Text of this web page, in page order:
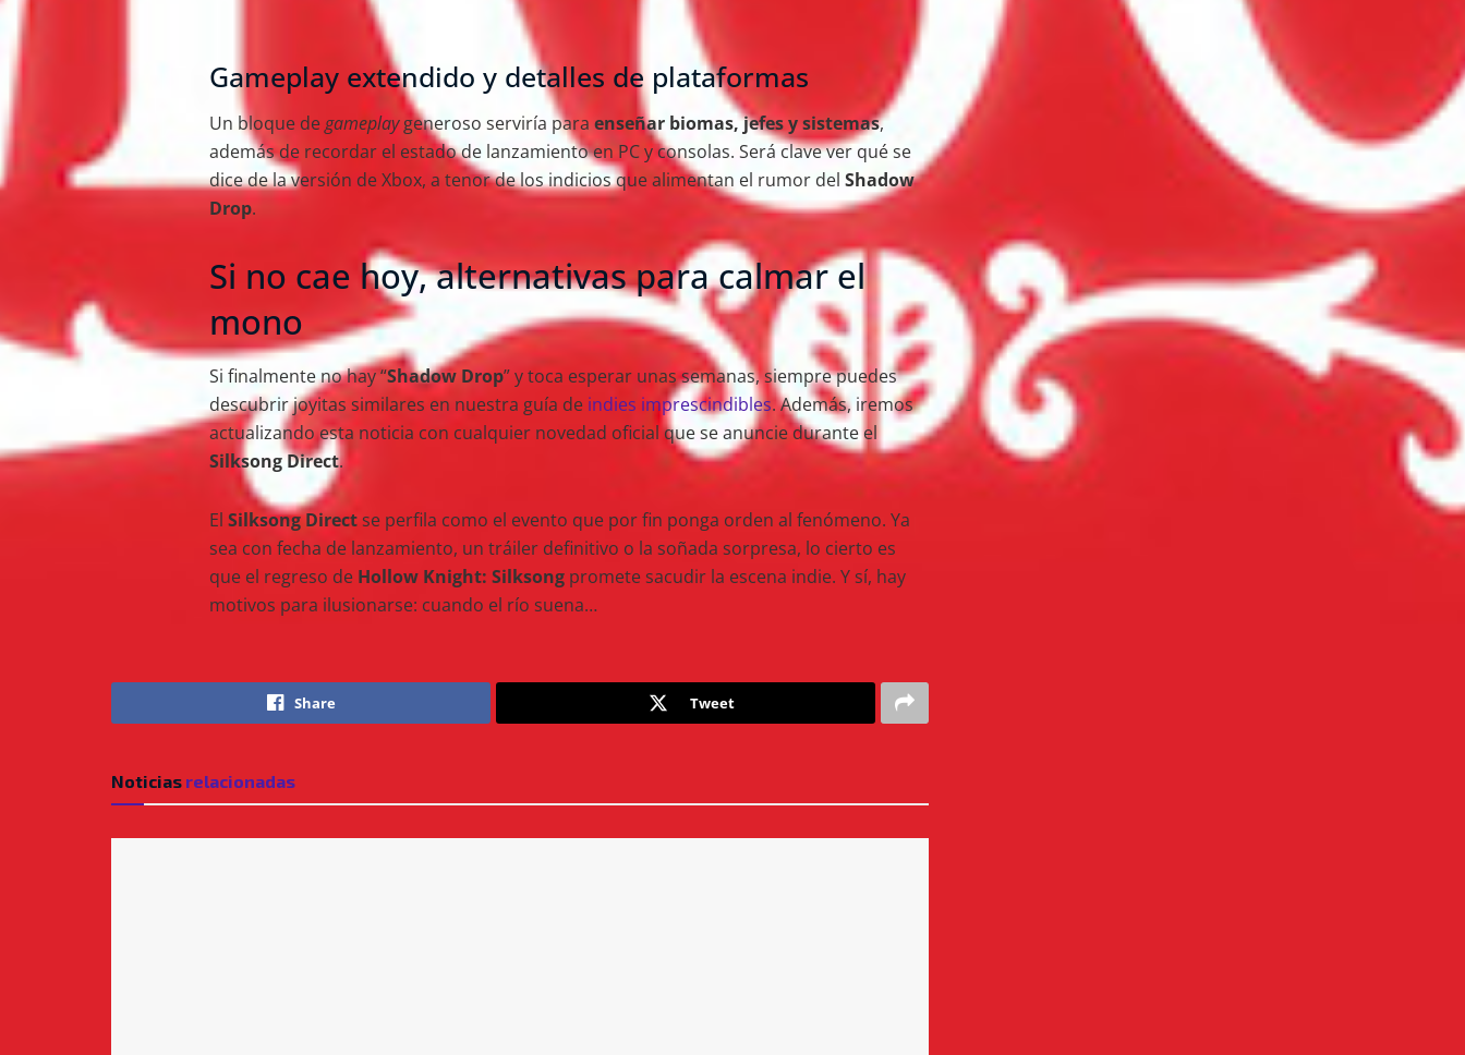
Gameplay extendido y detalles de plataformas
Un bloque degameplaygeneroso serviría para enseñar biomas, jefes y sistemas,
además de recordar el estado de lanzamiento en PC y consolas. Será clave ver qué se
dice de la versión de Xbox, a tenor de los indicios que alimentan el rumor del Shadow
Drop.
Si no cae hoy, alternativas para calmar el
mono
Si finalmente no hay “Shadow Drop” y toca esperar unas semanas, siempre puedes
descubrir joyitas similares en nuestra guía de indies imprescindibles. Además, iremos
actualizando esta noticia con cualquier novedad oficial que se anuncie durante el
Silksong Direct.
El Silksong Directse perfila como el evento que por fin ponga orden al fenómeno. Ya
sea con fecha de lanzamiento, un tráiler definitivo o la soñada sorpresa, lo cierto es
que el regreso de Hollow Knight: Silksong promete sacudir la escena indie. Y sí, hay
motivos para ilusionarse: cuando el río suena…
Share Tweet
Noticias relacionadas